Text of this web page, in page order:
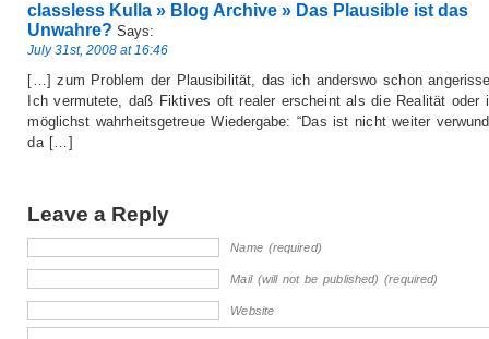
classless Kulla » Blog Archive » Das Plausible ist das
Unwahre? Says:
July 31st, 2008 at 16:46
[…] zum Problem der Plausibilität, das ich anderswo schon
Ich vermutete, daß Fiktives oft realer erscheint als die Realität oder
möglichst wahrheitsgetreue Wiedergabe: “Das ist nicht weiter
da […]
Leave a Reply
Name (required)
Mail (will not be published) (required)
Website